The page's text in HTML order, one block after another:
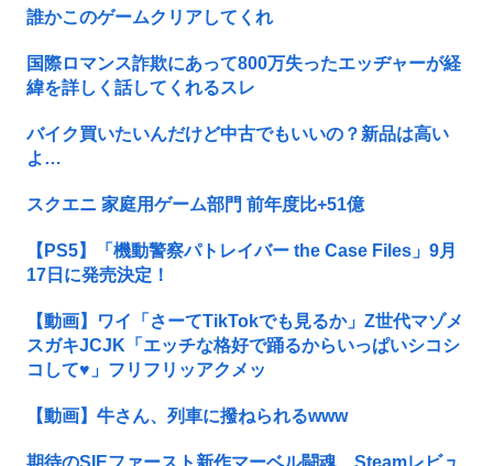
誰かこのゲームクリアしてくれ
国際ロマンス詐欺にあって800万失ったエッヂャーが経
緯を詳しく話してくれるスレ
バイク買いたいんだけど中古でもいいの？新品は高い
よ…
スクエニ 家庭用ゲーム部門 前年度比+51億
【PS5】「機動警察パトレイバー the Case Files」9月
17日に発売決定！
【動画】ワイ「さーてTikTokでも見るか」Z世代マゾメ
スガキJCJK「エッチな格好で踊るからいっぱいシコシ
コして♥」フリフリッアクメッ
【動画】牛さん、列車に撥ねられるwww
期待のSIEファースト新作マーベル闘魂、Steamレビュ